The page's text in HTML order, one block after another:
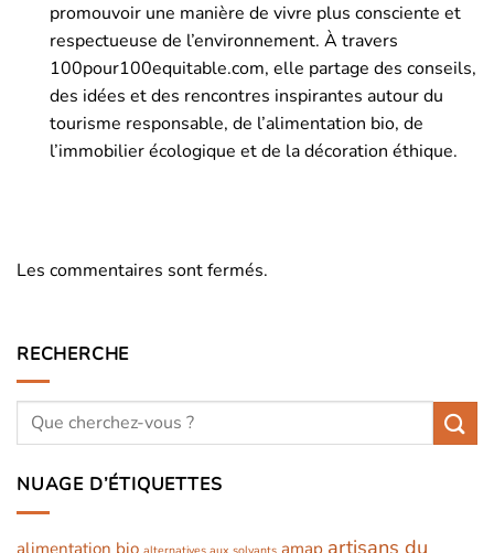
promouvoir une manière de vivre plus consciente et
respectueuse de l’environnement. À travers
100pour100equitable.com, elle partage des conseils,
des idées et des rencontres inspirantes autour du
tourisme responsable, de l’alimentation bio, de
l’immobilier écologique et de la décoration éthique.
Les commentaires sont fermés.
RECHERCHE
NUAGE D’ÉTIQUETTES
alimentation bio amap artisans du